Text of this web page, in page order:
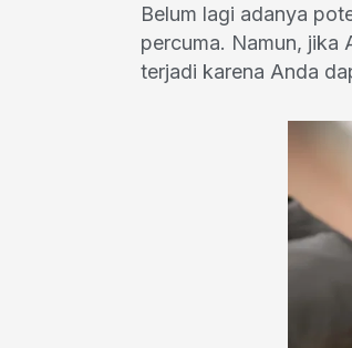
Belum lagi adanya
percuma. Namun, jika
terjadi karena Anda